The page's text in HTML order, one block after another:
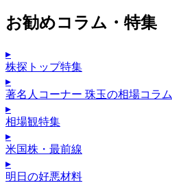
お勧めコラム・特集
▸
株探トップ特集
▸
著名人コーナー 珠玉の相場コラム
▸
相場観特集
▸
米国株・最前線
▸
明日の好悪材料